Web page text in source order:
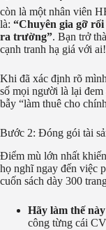
còn là một nhân viên
là: “Chuyên gia gỡ
ra trường”. Bạn trở
cạnh tranh hạ giá với ai!
Khi đã xác định rõ
số mọi người là lại
bẫy “làm thuê cho
Bước 2: Đóng gói tài
Điểm mù lớn nhất
họ nghĩ ngay đến việc
cuốn sách dày 300
Hãy làm thế
công từng cái